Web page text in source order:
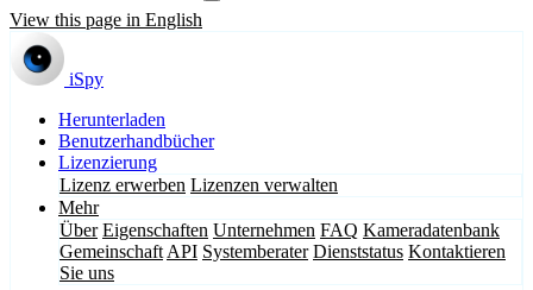
View this page in English
iSpy
Herunterladen
Benutzerhandbücher
Lizenzierung
Lizenz erwerben Lizenzen verwalten
Mehr
Über Eigenschaften Unternehmen FAQ Kameradatenbank
Gemeinschaft API Systemberater Dienststatus Kontaktieren
Sie uns